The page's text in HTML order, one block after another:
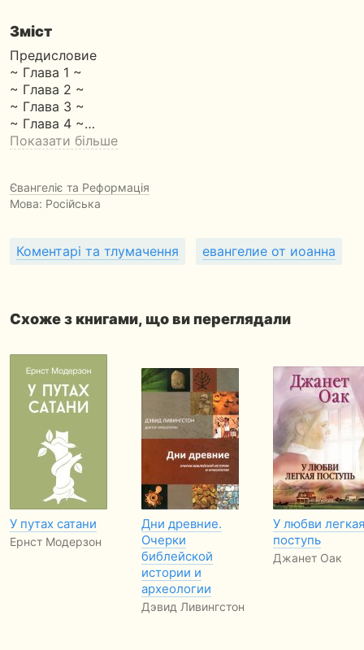
Зміст
Предисловие
~ Глава 1 ~
~ Глава 2 ~
~ Глава 3 ~
~ Глава 4 ~…
Показати більше
Євангеліє та Реформація
Мова: Російська
Коментарі та тлумачення евангелие от иоанна
Схоже з книгами, що ви переглядали
У путах сатани
Ернст Модерзон
Дни древние.
Очерки
библейской
истории и
археологии
Дэвид Ливингстон
У любви легкая
поступь
Джанет Оак